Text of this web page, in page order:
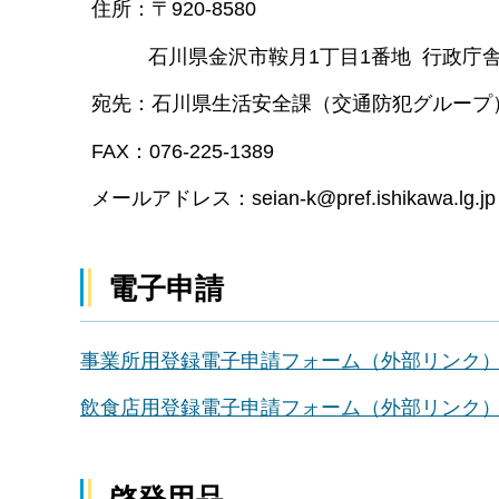
住所：〒920-8580
石川県金沢市鞍月1丁目1番地 行政庁
宛先：石川県生活安全課（交通防犯グループ
FAX：076-225-1389
メールアドレス：seian-k@pref.ishikawa.lg.jp
電子申請
事業所用登録電子申請フォーム（外部リンク）
飲食店用登録電子申請フォーム（外部リンク）